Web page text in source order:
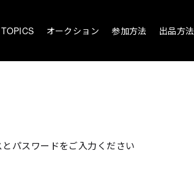
TOPICS オークション 参加方法 出品方法
パスワードをご入力ください